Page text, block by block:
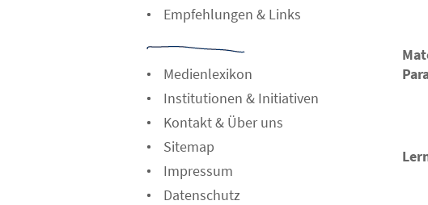
Empfehlungen & Links
Medienlexikon
Institutionen & Initiativen
Kontakt & Über uns
Sitemap
Impressum
Datenschutz